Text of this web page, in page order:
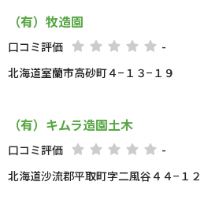
（有）牧造園
口コミ評価
-
北海道室蘭市高砂町４−１３−１９
（有）キムラ造園土木
口コミ評価
-
北海道沙流郡平取町字二風谷４４−１２